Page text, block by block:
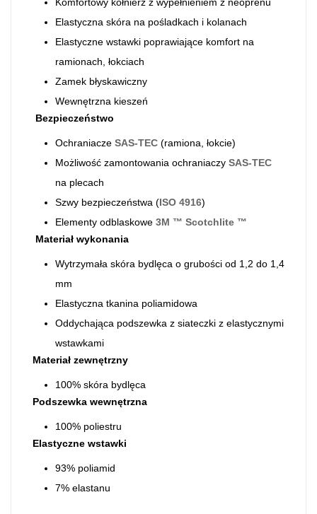
Elastyczna skóra na pośladkach i kolanach
Elastyczne wstawki poprawiające komfort na
ramionach, łokciach
Zamek błyskawiczny
Wewnętrzna kieszeń
Bezpieczeństwo
Ochraniacze SAS-TEC (ramiona, łokcie)
Możliwość zamontowania ochraniaczy SAS-TEC
na plecach
Szwy bezpieczeństwa (ISO 4916)
Elementy odblaskowe 3M ™ Scotchlite ™
Materiał wykonania
Wytrzymała skóra bydlęca o grubości od 1,2 do 1,4
mm
Elastyczna tkanina poliamidowa
Oddychająca podszewka z siateczki z elastycznymi
wstawkami
Materiał zewnętrzny
100% skóra bydlęca
Podszewka wewnętrzna
100% poliestru
Elastyczne wstawki
93% poliamid
7% elastanu